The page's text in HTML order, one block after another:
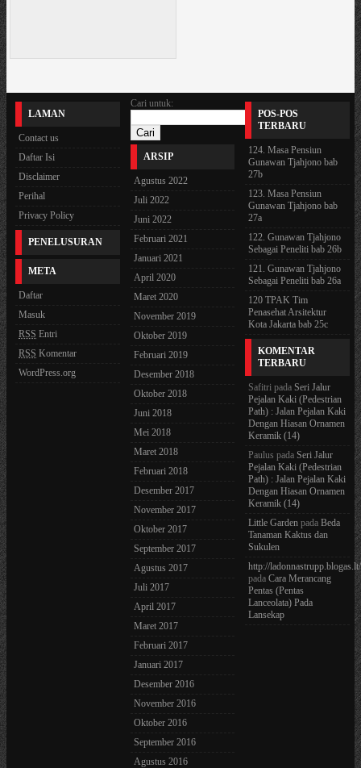
LAMAN
Contact us
Daftar Isi
Disclaimer
Perihal
Privacy Policy
PENELUSURAN
META
Daftar
Masuk
RSS Entri
RSS Komentar
WordPress.org
Cari untuk:
ARSIP
Agustus 2022
Juli 2022
Juni 2022
Februari 2021
Januari 2021
April 2020
Maret 2020
November 2019
Oktober 2019
Februari 2019
Desember 2018
Oktober 2018
Juni 2018
Mei 2018
Maret 2018
Februari 2018
Desember 2017
November 2017
Oktober 2017
September 2017
Agustus 2017
Juli 2017
April 2017
Maret 2017
Februari 2017
Januari 2017
Desember 2016
November 2016
Oktober 2016
September 2016
Agustus 2016
POS-POS
TERBARU
124. Masa Pensiun
Gunawan Tjahjono bab
27b
123. Masa Pensiun
Gunawan Tjahjono bab
27a
122. Gunawan Tjahjono
Sebagai Peneliti bab 26b
121. Gunawan Tjahjono
Sebagai Peneliti bab 26a
120 TPAK Tim
Penasehat Arsitektur
Kota Jakarta bab 25c
KOMENTAR
TERBARU
Safitri padaSeri Jalur
Pejalan Kaki (Pedestrian
Path) : Jalan Pejalan Kaki
Dengan Hiasan Ornamen
Keramik (14)
Paulus padaSeri Jalur
Pejalan Kaki (Pedestrian
Path) : Jalan Pejalan Kaki
Dengan Hiasan Ornamen
Keramik (14)
Little Garden padaBeda
Tanaman Kaktus dan
Sukulen
http://ladonnastrupp.blogas.lt/
padaCara Merancang
Pentas (Pentas
Lanceolata) Pada
Lansekap